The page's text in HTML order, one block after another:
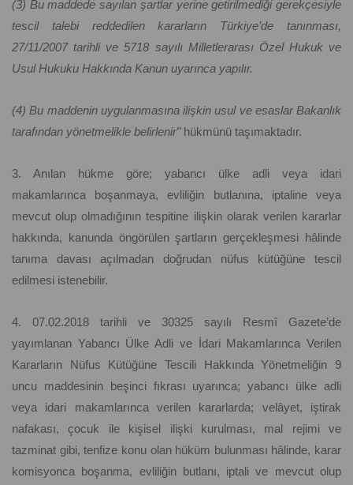
(3) Bu maddede sayılan şartlar yerine getirilmediği gerekçesiyle
tescil talebi reddedilen kararların Türkiye’de tanınması,
27/11/2007 tarihli ve 5718 sayılı Milletlerarası Özel Hukuk ve
Usul Hukuku Hakkında Kanun uyarınca yapılır.
(4) Bu maddenin uygulanmasına ilişkin usul ve esaslar Bakanlık
tarafından yönetmelikle belirlenir"hükmünü taşımaktadır.
3. Anılan hükme göre; yabancı ülke adli veya idari
makamlarınca boşanmaya, evliliğin butlanına, iptaline veya
mevcut olup olmadığının tespitine ilişkin olarak verilen kararlar
hakkında, kanunda öngörülen şartların gerçekleşmesi hâlinde
tanıma davası açılmadan doğrudan nüfus kütüğüne tescil
edilmesi istenebilir.
4. 07.02.2018 tarihli ve 30325 sayılı Resmî Gazete’de
yayımlanan Yabancı Ülke Adli ve İdari Makamlarınca Verilen
Kararların Nüfus Kütüğüne Tescili Hakkında Yönetmeliğin 9
uncu maddesinin beşinci fıkrası uyarınca; yabancı ülke adli
veya idari makamlarınca verilen kararlarda; velâyet, iştirak
nafakası, çocuk ile kişisel ilişki kurulması, mal rejimi ve
tazminat gibi, tenfize konu olan hüküm bulunması hâlinde, karar
komisyonca boşanma, evliliğin butlanı, iptali ve mevcut olup